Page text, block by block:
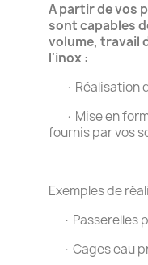
A partir de vos
sont capables
volume, travail
l'inox :
· Réalisation
· Mise en
fournis par vos
Exemples de
· Passerelles
· Cages eau